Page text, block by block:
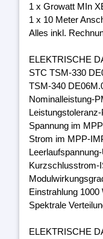
1 x Growatt MIn
1 x 10 Meter
Alles inkl.
ELEKTRISCHE
STC TSM-330
TSM-340
Nominalleistung-
Spannung im
Strom im MPP-
Kurzschlusstrom-
Einstrahlung 1000
Spektrale
ELEKTRISCHE